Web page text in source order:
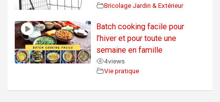
Bricolage Jardin & Extérieur
Batch cooking facile pour
l’hiver et pour toute une
semaine en famille
4views
Vie pratique